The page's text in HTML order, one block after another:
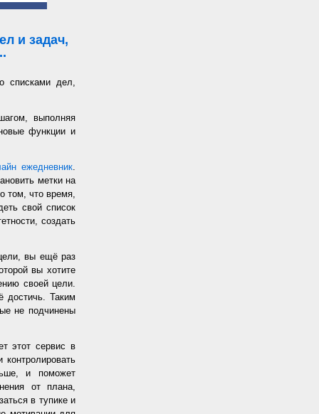
и задач,
списками дел,
выполняя
функции и
ежедневник.
метки на
том, что время,
свой список
создать
вы ещё раз
вы хотите
своей цели.
достичь. Таким
не подчинены
этот сервис в
и поможет
от плана,
в тупике и